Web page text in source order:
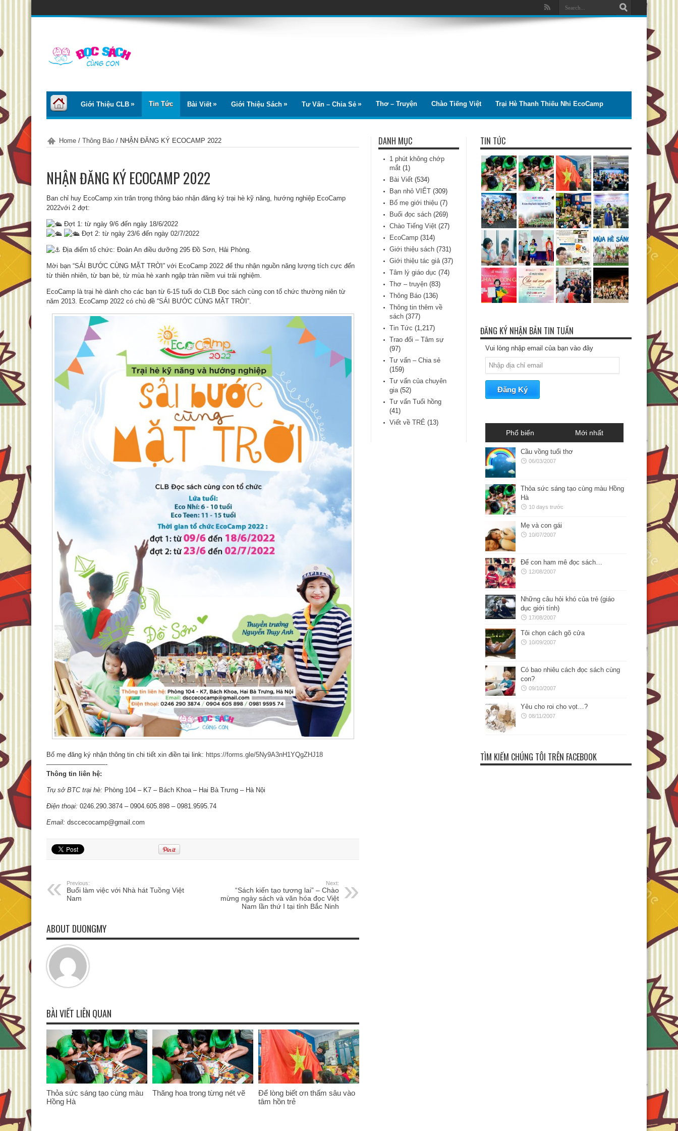
Giới Thiệu CLB Tin Tức Bài Viết Giới Thiệu Sách Tư Vấn – Chia Sẻ Thơ – Truyện Chào Tiếng Việt Trại Hè Thanh Thiếu Nhi EcoCamp
Home / Thông Báo / NHẬN ĐĂNG KÝ ECOCAMP 2022
NHẬN ĐĂNG KÝ ECOCAMP 2022
Ban chỉ huy EcoCamp xin trân trọng thông báo nhận đăng ký trại hè kỹ năng, hướng nghiệp EcoCamp
2022với 2 đợt:
Đợt 1: từ ngày 9/6 đến ngày 18/6/2022
Đợt 2: từ ngày 23/6 đến ngày 02/7/2022
Địa điểm tổ chức: Đoàn An điều dưỡng 295 Đồ Sơn, Hải Phòng.
Mời bạn “SẢI BƯỚC CÙNG MẶT TRỜI” với EcoCamp 2022 để thu nhận nguồn năng lượng tích cực đến
từ thiên nhiên, từ bạn bè, từ mùa hè xanh ngập tràn niềm vui trải nghiệm.
EcoCamp là trại hè dành cho các bạn từ 6-15 tuổi do CLB Đọc sách cùng con tổ chức thường niên từ
năm 2013. EcoCamp 2022 có chủ đề “SẢI BƯỚC CÙNG MẶT TRỜI”.
Bố mẹ đăng ký nhận thông tin chi tiết xin điền tại link: https://forms.gle/5Ny9A3nH1YQgZHJ18
—————————-
Thông tin liên hệ:
Trụ sở BTC trại hè: Phòng 104 – K7 – Bách Khoa – Hai Bà Trưng – Hà Nội
Điện thoại: 0246.290.3874 – 0904.605.898 – 0981.9595.74
Email: dsccecocamp@gmail.com
Previous:
Buổi làm việc với Nhà hát Tuồng Việt
Nam
Next:
“Sách kiến tạo tương lai” – Chào
mừng ngày sách và văn hóa đọc Việt
Nam lần thứ I tại tỉnh Bắc Ninh
ABOUT DUONGMY
BÀI VIẾT LIÊN QUAN
Thỏa sức sáng tạo cùng màu
Hồng Hà
Thăng hoa trong từng nét vẽ
Để lòng biết ơn thấm sâu vào
tâm hồn trẻ
DANH MỤC
1 phút không chớp
mắt (1)
Bài Viết (534)
Bạn nhỏ VIẾT (309)
Bố mẹ giới thiệu (7)
Buổi đọc sách (269)
Chào Tiếng Việt (27)
EcoCamp (314)
Giới thiệu sách (731)
Giới thiệu tác giả(37)
Tâm lý giáo dục (74)
Thơ – truyện (83)
Thông Báo (136)
Thông tin thêm về
sách (377)
Tin Tức (1,217)
Trao đổi – Tâm sự
(97)
Tư vấn – Chia sẻ
(159)
Tư vấn của chuyên
gia(52)
Tư vấn Tuổi hồng
(41)
Viết về TRẺ (13)
TIN TỨC
ĐĂNG KÝ NHẬN BẢN TIN TUẦN
Vui lòng nhập email của bạn vào đây
Phổ biến Mới nhất
Cầu vồng tuổi thơ
06/03/2007
Thỏa sức sáng tạo cùng màu Hồng
Hà
10 days trước
Mẹ và con gái
10/07/2007
Để con ham mê đọc sách…
12/08/2007
Những câu hỏi khó của trẻ (giáo
dục giới tính)
17/08/2007
Tôi chọn cách gõ cửa
10/09/2007
Có bao nhiêu cách đọc sách cùng
con?
09/10/2007
Yêu cho roi cho vọt…?
08/11/2007
TÌM KIẾM CHÚNG TÔI TRÊN FACEBOOK